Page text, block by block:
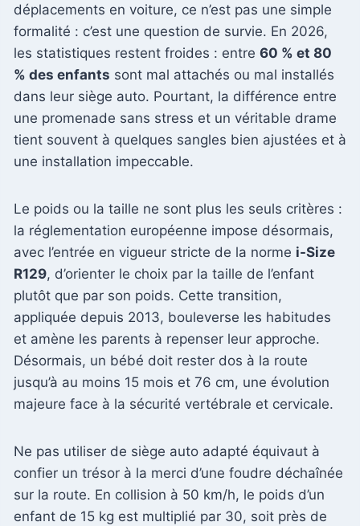
déplacements en voiture, ce n’est pas une simple
formalité : c’est une question de survie. En 2026,
les statistiques restent froides : entre 60 % et 80
% des enfants sont mal attachés ou mal installés
dans leur siège auto. Pourtant, la différence entre
une promenade sans stress et un véritable drame
tient souvent à quelques sangles bien ajustées et à
une installation impeccable.
Le poids ou la taille ne sont plus les seuls critères :
la réglementation européenne impose désormais,
avec l’entrée en vigueur stricte de la norme i-Size
R129, d’orienter le choix par la taille de l’enfant
plutôt que par son poids. Cette transition,
appliquée depuis 2013, bouleverse les habitudes
et amène les parents à repenser leur approche.
Désormais, un bébé doit rester dos à la route
jusqu’à au moins 15 mois et 76 cm, une évolution
majeure face à la sécurité vertébrale et cervicale.
Ne pas utiliser de siège auto adapté équivaut à
confier un trésor à la merci d’une foudre déchaînée
sur la route. En collision à 50 km/h, le poids d’un
enfant de 15 kg est multiplié par 30, soit près de